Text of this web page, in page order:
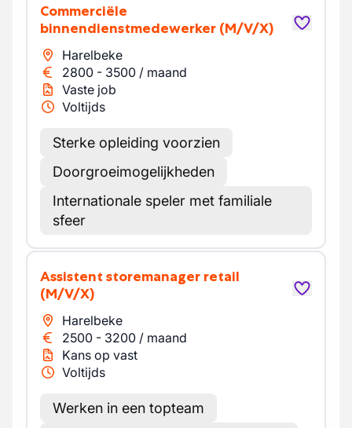
Commerciële
binnendienstmedewerker (M/V/X)
Harelbeke
2800 - 3500 / maand
Vaste job
Voltijds
Sterke opleiding voorzien
Doorgroeimogelijkheden
Internationale speler met familiale
sfeer
Assistent storemanager retail
(M/V/X)
Harelbeke
2500 - 3200 / maand
Kans op vast
Voltijds
Werken in een topteam